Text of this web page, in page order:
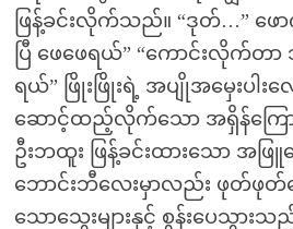
ဖြန့်ခင်းလိုက်သည်။ “ဒုတ်…” ဖေ
ပြီ ဖေဖေရယ်” “ကောင်းလိုက်တာ
ရယ်” ဖြိုးဖြိုးရဲ့ အပျိုအမှေးပါး
ဆောင့်ထည့်လိုက်သော အရှိန်ကြော
ဦးဘထူး ဖြန့်ခင်းထားသော အဖ
ဘောင်းဘီလေးမှာလည်း ဖုတ်ဖု
သောသွေးများနှင့် စွန်းပေသွားသ